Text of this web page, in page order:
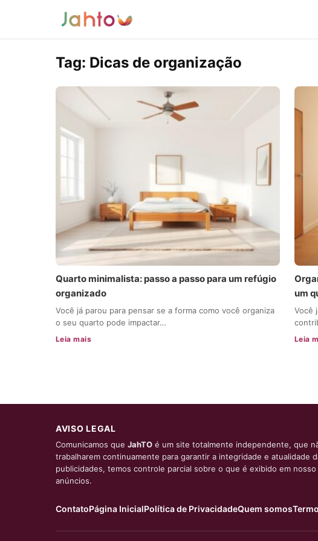
Tag: Dicas de organização
Quarto minimalista: passo a passo para um refúgio
organizado
Você já parou para pensar se a forma como você organiza
o seu quarto pode impactar…
Leia mais
um
Você
Leia
AVISO LEGAL
Comunicamos que JahTO é um site totalmente independente, que
trabalharem continuamente para garantir a integridade e atualidade
publicidades, temos controle parcial sobre o que é exibido em
anúncios.
ContatoPágina InicialPolítica de PrivacidadeQuem somos